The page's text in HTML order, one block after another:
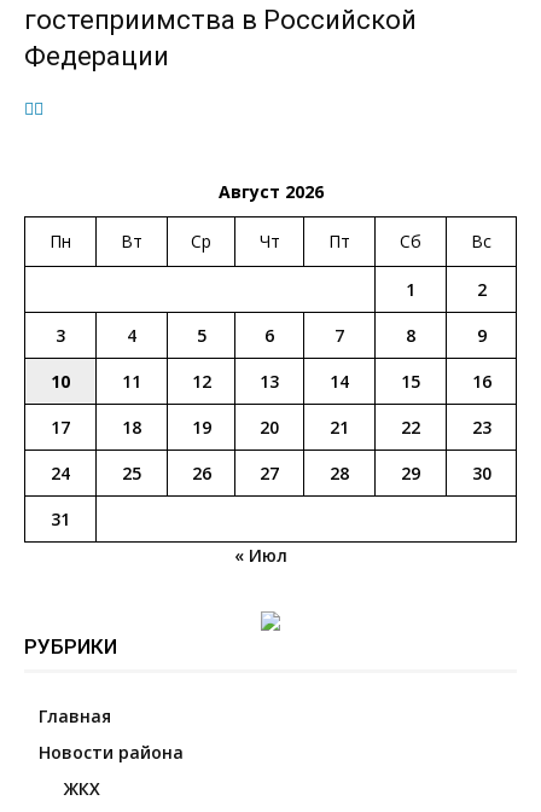
гостеприимства в Российской
Федерации
Август 2026
Пн Вт Ср Чт Пт Сб Вс
1
2
3
4 5 6 7 8
9
10
11 12 13 14 15
16
17
18 19 20 21 22
23
24
25 26 27 28 29
30
31
« Июл
РУБРИКИ
Главная
Новости района
ЖКХ